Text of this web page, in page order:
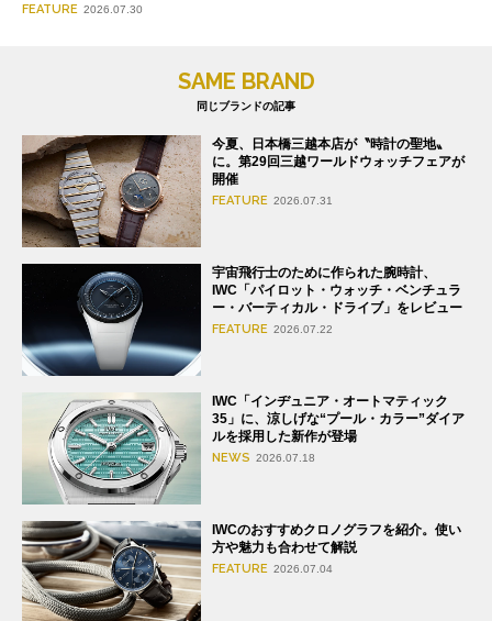
FEATURE 2026.07.30
SAME BRAND
同じブランドの記事
今夏、日本橋三越本店が〝時計の聖地〟
に。第29回三越ワールドウォッチフェアが
開催
FEATURE 2026.07.31
宇宙飛行士のために作られた腕時計、
IWC「パイロット・ウォッチ・ベンチュラ
ー・バーティカル・ドライブ」をレビュー
FEATURE 2026.07.22
IWC「インヂュニア・オートマティック
35」に、涼しげな“プール・カラー”ダイア
ルを採用した新作が登場
NEWS 2026.07.18
IWCのおすすめクロノグラフを紹介。使い
方や魅力も合わせて解説
FEATURE 2026.07.04